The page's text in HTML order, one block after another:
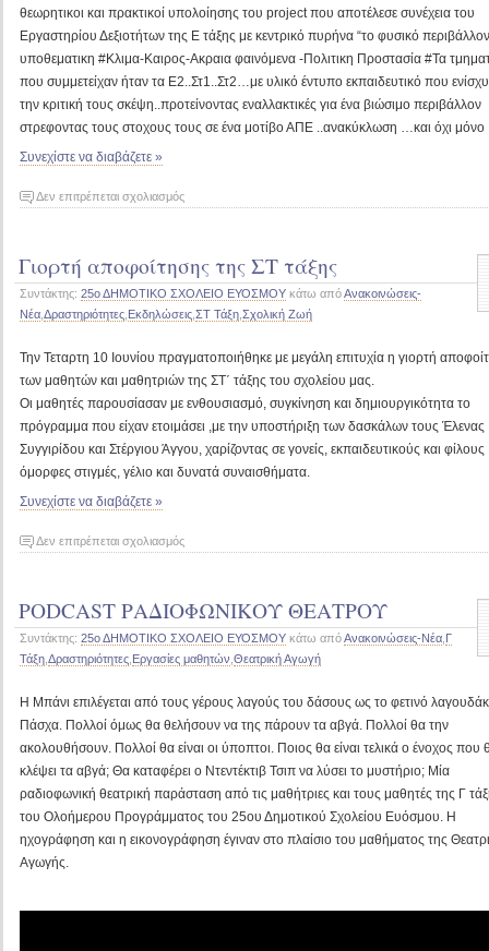
θεωρητικοι και πρακτικοί υπολοίησης του project που αποτέλεσε συνέχεια του
Εργαστηρίου Δεξιοτήτων της Ε τάξης με κεντρικό πυρήνα “το φυσικό
υποθεματικη #Κλιμα-Καιρος-Ακραια φαινόμενα -Πολιτικη Προστασία #Τα
που συμμετείχαν ήταν τα Ε2..Στ1..Στ2…με υλικό έντυπο εκπαιδευτικό που
την κριτική τους σκέψη..προτείνοντας εναλλακτικές για ένα βιώσιμο περιβάλλον
στρεφοντας τους στοχους τους σε ένα μοτίβο ΑΠΕ ..ανακύκλωση …και όχι
Συνεχίστε να διαβάζετε »
Δεν επιτρέπεται σχολιασμόςστο
την
κλιματική
κρίση
την
οργάνωση
Project
σχετικού
με
Γιορτή αποφοίτησης της ΣΤ τάξης
Συντάκτης: 25ο ΔΗΜΟΤΙΚΟ ΣΧΟΛΕΙΟ ΕΥΟΣΜΟΥ κάτω απόΑνακοινώσεις-
Νέα Δραστηριότητες Εκδηλώσεις ΣΤ Τάξη Σχολική Ζωή
Την Τεταρτη 10 Ιουνίου πραγματοποιήθηκε με μεγάλη επιτυχία η γιορτή
των μαθητών και μαθητριών της ΣΤ΄ τάξης του σχολείου μας.
Οι μαθητές παρουσίασαν με ενθουσιασμό, συγκίνηση και δημιουργικότητα το
πρόγραμμα που είχαν ετοιμάσει ,με την υποστήριξη των δασκάλων τους Έλενας
Συγγιρίδου και Στέργιου Άγγου, χαρίζοντας σε γονείς, εκπαιδευτικούς και φίλους
όμορφες στιγμές, γέλιο και δυνατά συναισθήματα.
Συνεχίστε να διαβάζετε »
Δεν επιτρέπεται σχολιασμόςστο
της
ΣΤ
τάξης
PODCAST ΡΑΔΙΟΦΩΝΙΚΟΥ ΘΕΑΤΡΟΥ
Συντάκτης: 25ο ΔΗΜΟΤΙΚΟ ΣΧΟΛΕΙΟ ΕΥΟΣΜΟΥ κάτω απόΑνακοινώσεις-Νέα Γ
Τάξη Δραστηριότητες Εργασίες μαθητών Θεατρική Αγωγή
Η Μπάνι επιλέγεται από τους γέρους λαγούς του δάσους ως το φετινό
Πάσχα. Πολλοί όμως θα θελήσουν να της πάρουν τα αβγά. Πολλοί θα την
ακολουθήσουν. Πολλοί θα είναι οι ύποπτοι. Ποιος θα είναι τελικά ο ένοχος που
κλέψει τα αβγά; Θα καταφέρει ο Ντεντέκτιβ Τσιπ να λύσει το μυστήριο; Μία
ραδιοφωνική θεατρική παράσταση από τις μαθήτριες και τους μαθητές της Γ
του Ολοήμερου Προγράμματος του 25ου Δημοτικού Σχολείου Ευόσμου. Η
ηχογράφηση και η εικονογράφηση έγιναν στο πλαίσιο του μαθήματος της
Αγωγής.